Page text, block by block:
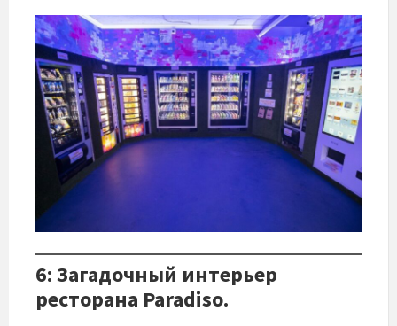
6: Загадочный интерьер
ресторана Paradiso.